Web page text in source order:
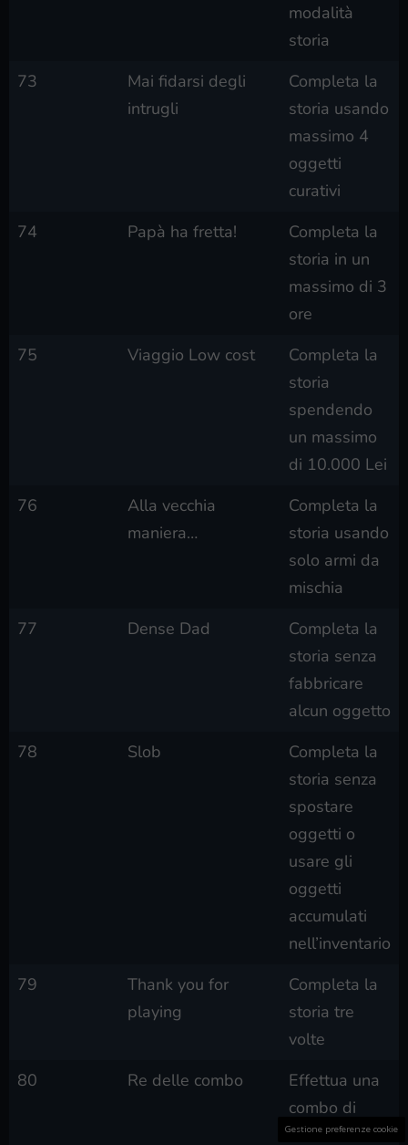
modalità
storia
73
Mai fidarsi degli
intrugli
Completa la
storia usando
massimo 4
oggetti
curativi
74
Papà ha fretta!
Completa la
storia in un
massimo di 3
ore
75
Viaggio Low cost
Completa la
storia
spendendo
un massimo
di 10.000 Lei
76
Alla vecchia
maniera…
Completa la
storia usando
solo armi da
mischia
77
Dense Dad
Completa la
storia senza
fabbricare
alcun oggetto
78
Slob
Completa la
storia senza
spostare
oggetti o
usare gli
oggetti
accumulati
nell’inventario
79
Thank you for
playing
Completa la
storia tre
volte
80
Re delle combo
Effettua una
combo di
almeno 30 in
Gestione preferenze cookie